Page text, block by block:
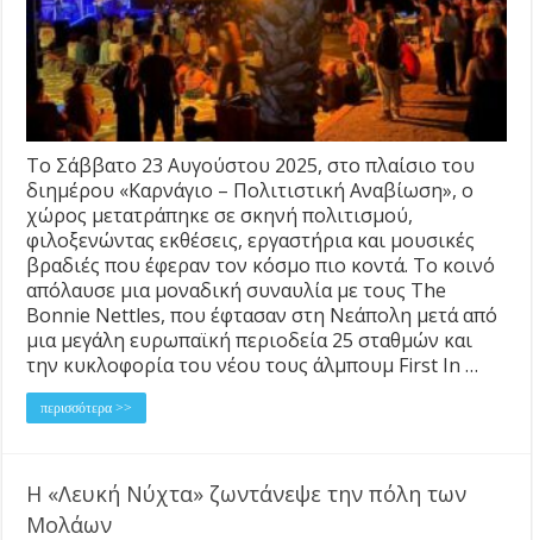
Το Σάββατο 23 Αυγούστου 2025, στο πλαίσιο του
διημέρου «Καρνάγιο – Πολιτιστική Αναβίωση», ο
χώρος μετατράπηκε σε σκηνή πολιτισμού,
φιλοξενώντας εκθέσεις, εργαστήρια και μουσικές
βραδιές που έφεραν τον κόσμο πιο κοντά. Το κοινό
απόλαυσε μια μοναδική συναυλία με τους The
Bonnie Nettles, που έφτασαν στη Νεάπολη μετά από
μια μεγάλη ευρωπαϊκή περιοδεία 25 σταθμών και
την κυκλοφορία του νέου τους άλμπουμ First In …
περισσότερα >>
Η «Λευκή Νύχτα» ζωντάνεψε την πόλη των
Μολάων